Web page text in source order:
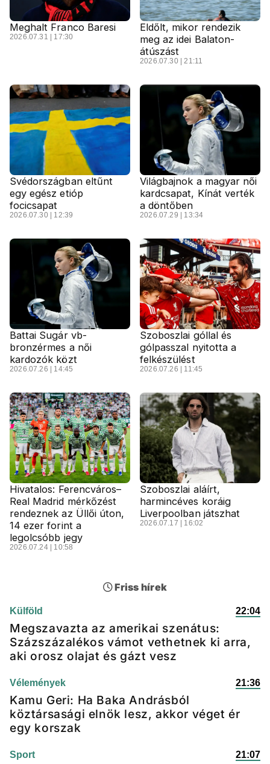
Meghalt Franco Baresi
2026.07.31 | 17:30
Eldőlt, mikor rendezik
meg az idei Balaton-
átúszást
2026.07.30 | 21:11
Svédországban eltűnt
egy egész etióp
focicsapat
2026.07.30 | 12:39
Világbajnok a magyar női
kardcsapat, Kínát verték
a döntőben
2026.07.29 | 13:34
Battai Sugár vb-
bronzérmes a női
kardozók közt
2026.07.26 | 14:45
Szoboszlai góllal és
gólpasszal nyitotta a
felkészülést
2026.07.26 | 11:45
Hivatalos: Ferencváros–
Real Madrid mérkőzést
rendeznek az Üllői úton,
14 ezer forint a
legolcsóbb jegy
2026.07.24 | 10:58
Szoboszlai aláírt,
harmincéves koráig
Liverpoolban játszhat
2026.07.17 | 16:02
Friss hírek
Külföld 22:04
Megszavazta az amerikai szenátus:
Százszázalékos vámot vethetnek ki arra,
aki orosz olajat és gázt vesz
Vélemények 21:36
Kamu Geri: Ha Baka Andrásból
köztársasági elnök lesz, akkor véget ér
egy korszak
Sport 21:07